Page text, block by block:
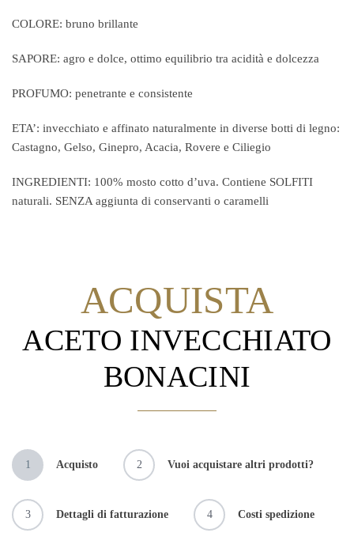
COLORE: bruno brillante
SAPORE: agro e dolce, ottimo equilibrio tra acidità e dolcezza
PROFUMO: penetrante e consistente
ETA’: invecchiato e affinato naturalmente in diverse botti di legno:
Castagno, Gelso, Ginepro, Acacia, Rovere e Ciliegio
INGREDIENTI: 100% mosto cotto d’uva. Contiene SOLFITI
naturali. SENZA aggiunta di conservanti o caramelli
ACQUISTA
ACETO INVECCHIATO
BONACINI
1 Acquisto 2 Vuoi acquistare altri prodotti?
3 Dettagli di fatturazione 4 Costi spedizione